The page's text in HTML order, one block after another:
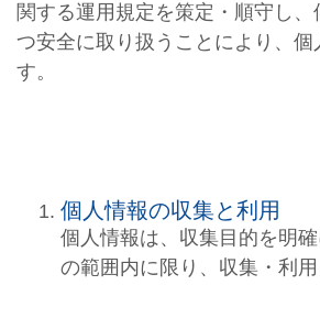
関する運用規定を策定・順守し、
つ安全に取り扱うことにより、個
す。
個人情報の収集と利用
個人情報は、収集目的を明
の範囲内に限り、収集・利用